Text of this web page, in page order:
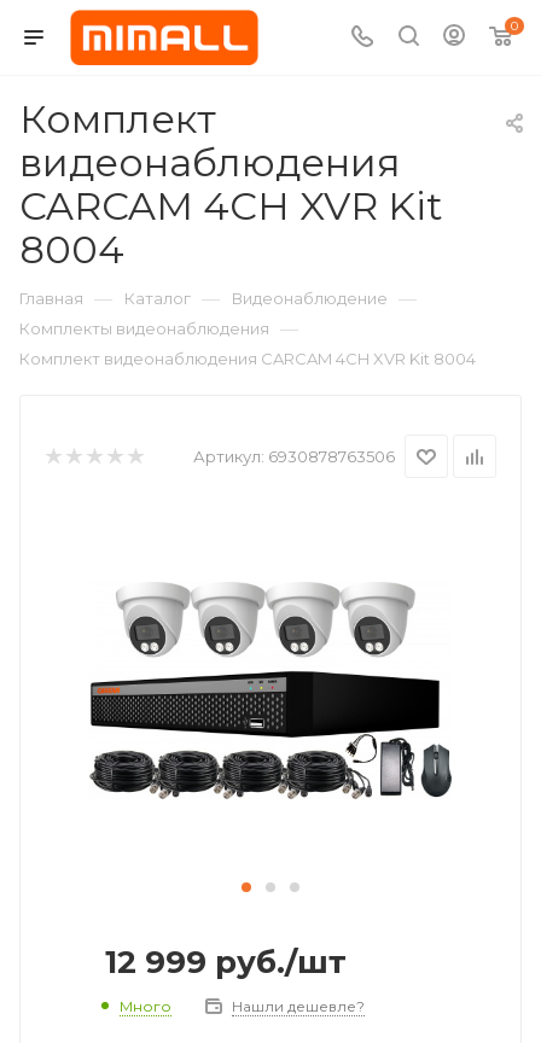
0
Комплект
видеонаблюдения
CARCAM 4CH XVR Kit
8004
Главная — Каталог — Видеонаблюдение —
Комплекты видеонаблюдения —
Комплект видеонаблюдения CARCAM 4CH XVR Kit 8004
Артикул: 6930878763506
12 999 руб./шт
Много Нашли дешевле?